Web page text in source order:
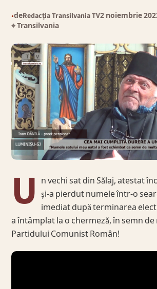
●deRedacția Transilvania TV2 noiembrie
⌖ Transilvania
U n vechi sat din Sălaj, atestat
și-a pierdut numele într-o
imediat după terminarea
a întâmplat la o chermeză, în semn
Partidului Comunist Român!